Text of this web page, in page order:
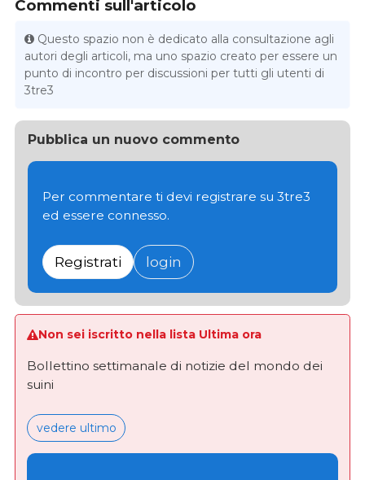
Commenti sull'articolo
Questo spazio non è dedicato alla consultazione agli
autori degli articoli, ma uno spazio creato per essere un
punto di incontro per discussioni per tutti gli utenti di
3tre3
Pubblica un nuovo commento
Per commentare ti devi registrare su 3tre3
ed essere connesso.
Registrati login
Non sei iscritto nella lista Ultima ora
Bollettino settimanale di notizie del mondo dei
suini
vedere ultimo